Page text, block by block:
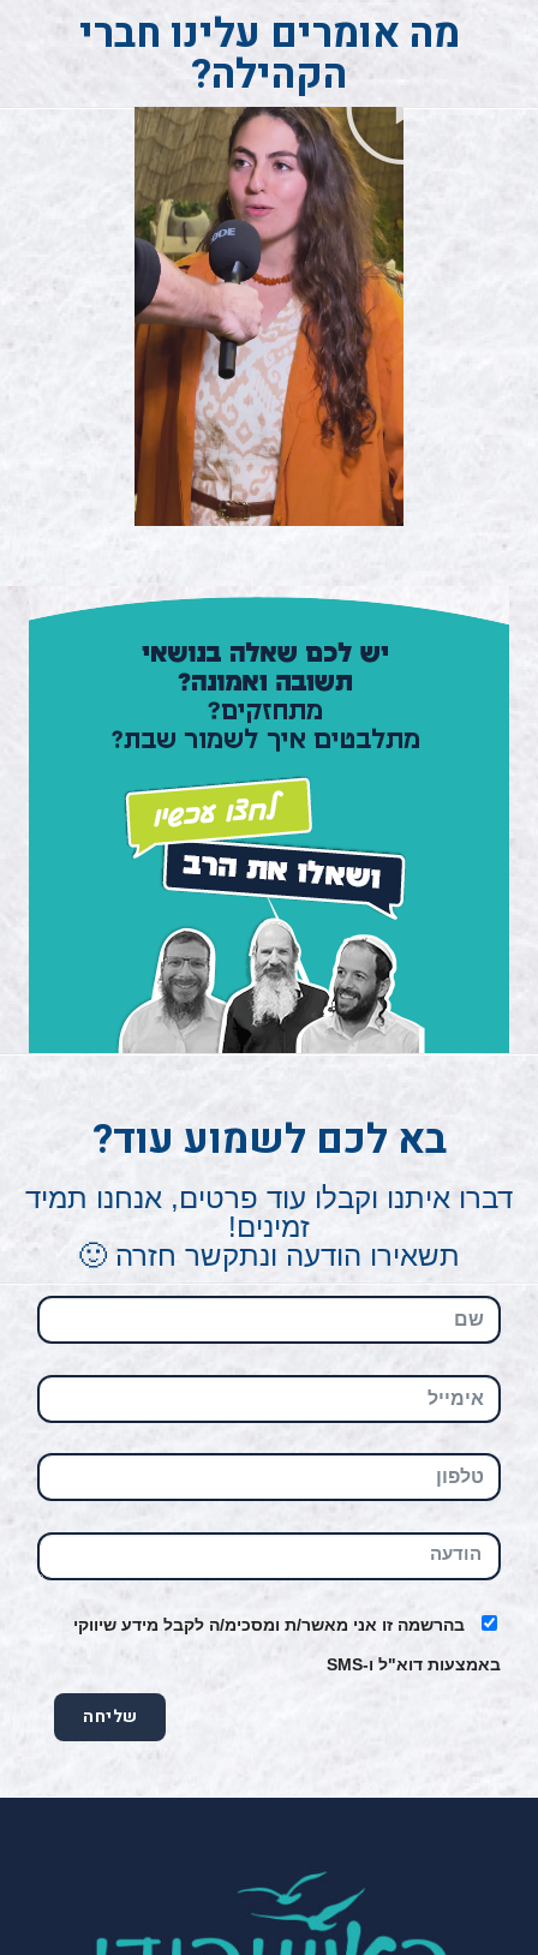
מה אומרים עלינו חברי
הקהילה?
בא לכם לשמוע עוד?
דברו איתנו וקבלו עוד פרטים, אנחנו תמיד
זמינים!
תשאירו הודעה ונתקשר חזרה 🙂
בהרשמה זו אני מאשר/ת ומסכימ/ה לקבל מידע שיווקי
באמצעות דוא"ל ו-SMS
שליחה